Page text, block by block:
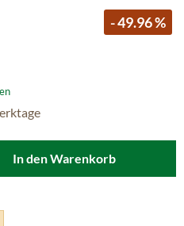
4.83 von 5 Sternen
- 49.96 %
In den Warenkorb